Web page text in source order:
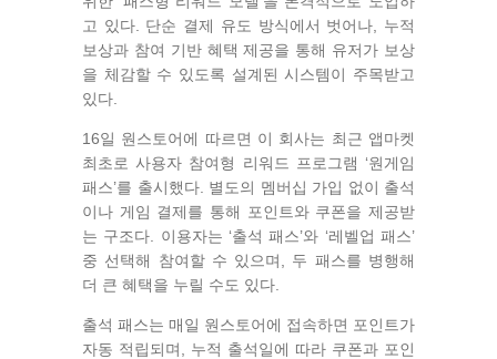
고 있다. 단순 결제 유도 방식에서 벗어나, 누적
보상과 참여 기반 혜택 제공을 통해 유저가 보상
을 체감할 수 있도록 설계된 시스템이 주목받고
있다.
16일 원스토어에 따르면 이 회사는 최근 앱마켓
최초로 사용자 참여형 리워드 프로그램 ‘원게임
패스’를 출시했다. 별도의 멤버십 가입 없이 출석
이나 게임 결제를 통해 포인트와 쿠폰을 제공받
는 구조다. 이용자는 ‘출석 패스’와 ‘레벨업 패스’
중 선택해 참여할 수 있으며, 두 패스를 병행해
더 큰 혜택을 누릴 수도 있다.
출석 패스는 매일 원스토어에 접속하면 포인트가
자동 적립되며, 누적 출석일에 따라 쿠폰과 포인